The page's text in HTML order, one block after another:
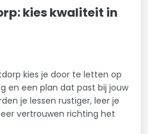
kies kwaliteit in
kies je door te letten op
en een plan dat past bij jouw
je lessen rustiger, leer je
vertrouwen richting het